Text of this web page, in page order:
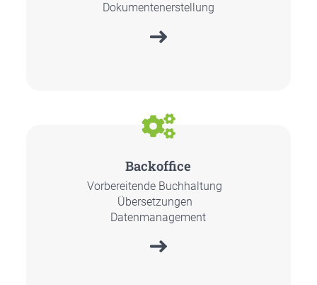
Doku­men­ten­er­stel­lung
Back­of­fice
Vor­be­rei­ten­de Buch­hal­tung
Über­set­zun­gen
Daten­ma­nage­ment